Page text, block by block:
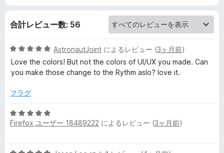
r
Y
o
T
u
価
合計レビュー数: 56
5
段
階
5
評
価
AstronautJoint によるレビュー (3ヶ月前)
Love the colors! But not the colors of UI/UX you made. Can
you make those change to the Rythm aslo? love it.
フラグ
5
段
Firefox ユーザー 18489222 によるレビュー (3ヶ月前)